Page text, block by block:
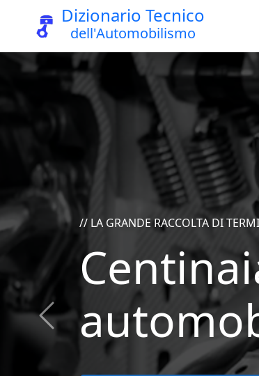
Dizionario Tecnico
dell'Automobilismo
// RICHIESTE E RISPOSTE //
Fai la
inseriti
Previous